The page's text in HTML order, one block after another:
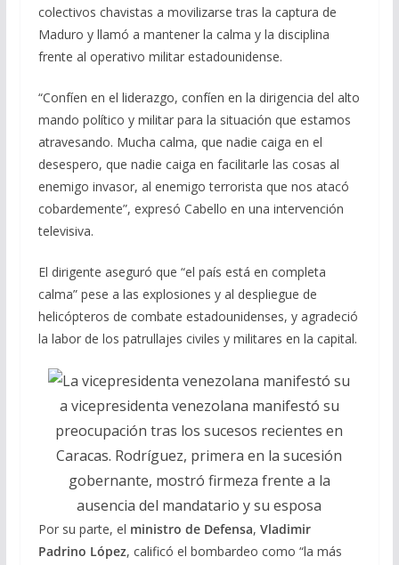
colectivos chavistas a movilizarse tras la captura de
Maduro y llamó a mantener la calma y la disciplina
frente al operativo militar estadounidense.
“Confíen en el liderazgo, confíen en la dirigencia del alto
mando político y militar para la situación que estamos
atravesando. Mucha calma, que nadie caiga en el
desespero, que nadie caiga en facilitarle las cosas al
enemigo invasor, al enemigo terrorista que nos atacó
cobardemente”, expresó Cabello en una intervención
televisiva.
El dirigente aseguró que “el país está en completa
calma” pese a las explosiones y al despliegue de
helicópteros de combate estadounidenses, y agradeció
la labor de los patrullajes civiles y militares en la capital.
a vicepresidenta venezolana manifestó su
preocupación tras los sucesos recientes en
Caracas. Rodríguez, primera en la sucesión
gobernante, mostró firmeza frente a la
ausencia del mandatario y su esposa
Por su parte, el ministro de Defensa, Vladimir
Padrino López, calificó el bombardeo como “la más